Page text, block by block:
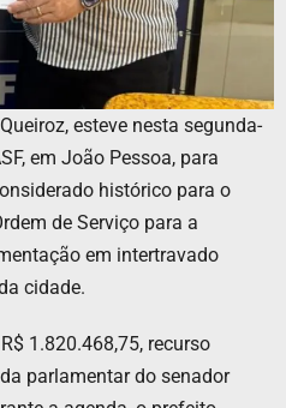
esteve nesta segunda-
em João Pessoa, para
histórico para o
de Serviço para a
em intertravado
cidade.
1.820.468,75, recurso
parlamentar do senador